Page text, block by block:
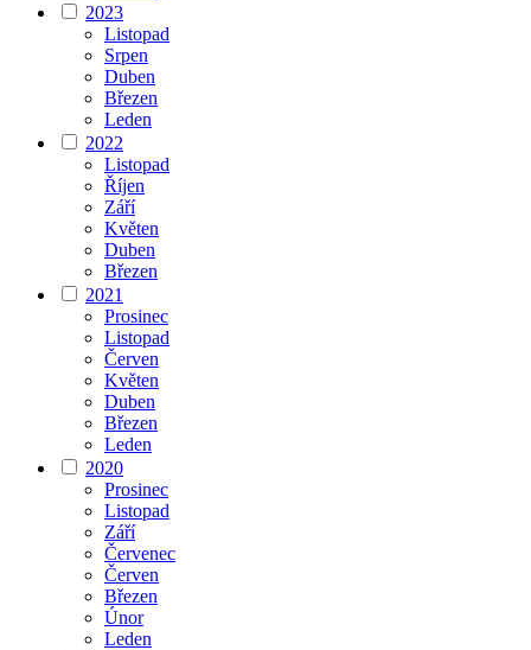
2023
Listopad
Srpen
Duben
Březen
Leden
2022
Listopad
Říjen
Září
Květen
Duben
Březen
2021
Prosinec
Listopad
Červen
Květen
Duben
Březen
Leden
2020
Prosinec
Listopad
Září
Červenec
Červen
Březen
Únor
Leden